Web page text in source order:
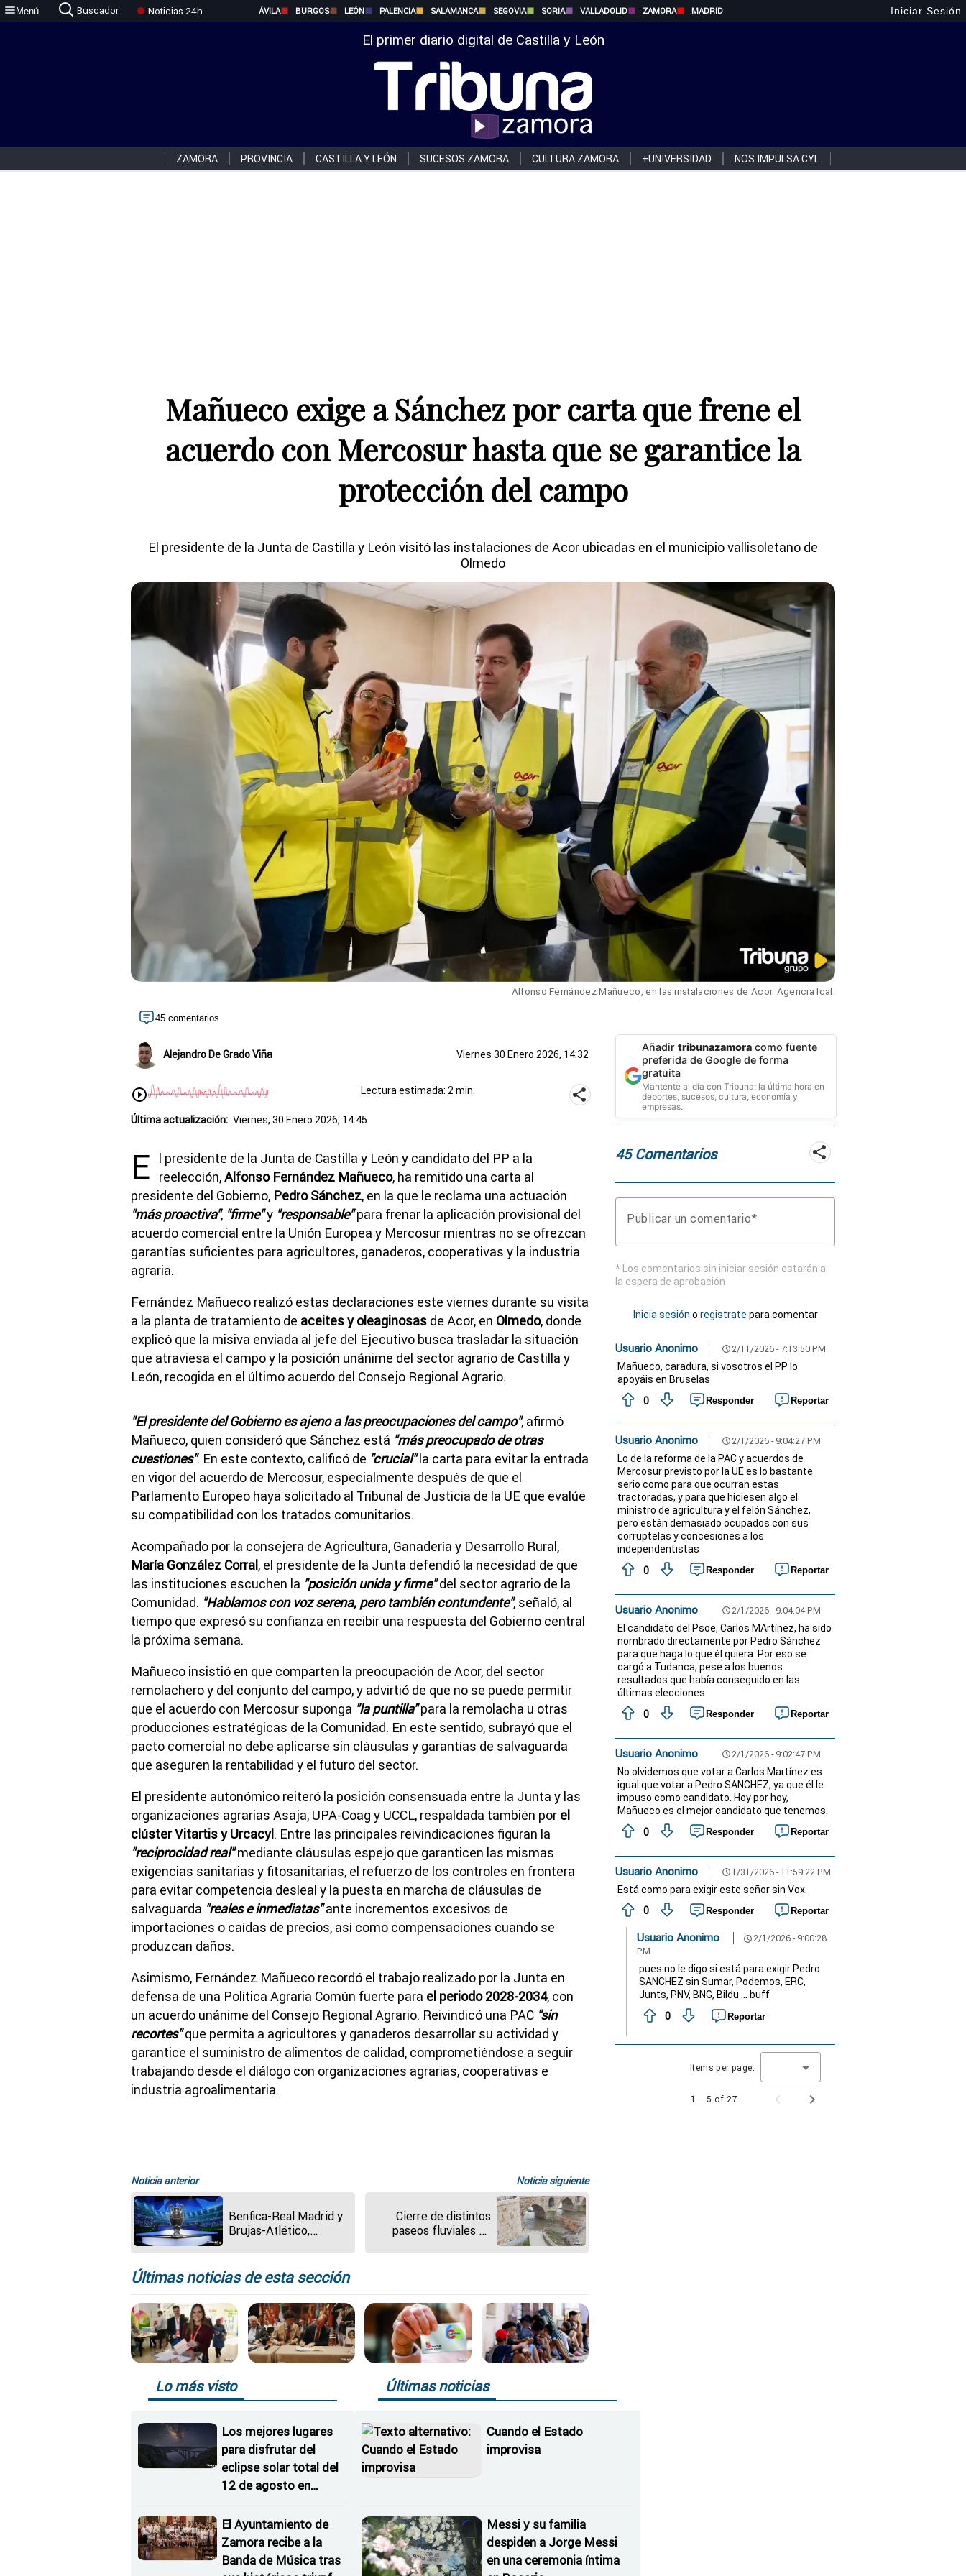
Menú Buscador Noticias 24h ÁVILA BURGOS LEÓN PALENCIA SALAMANCA SEGOVIA SORIA VALLADOLID ZAMORA MADRID Iniciar Sesión
El primer diario digital de Castilla y León
ZAMORA PROVINCIA CASTILLA Y LEÓN SUCESOS ZAMORA CULTURA ZAMORA +UNIVERSIDAD NOS IMPULSA CYL
Mañueco exige a Sánchez por carta que frene el
acuerdo con Mercosur hasta que se garantice la
protección del campo
El presidente de la Junta de Castilla y León visitó las instalaciones de Acor ubicadas en el municipio vallisoletano de
Olmedo
Alfonso Fernández Mañueco, en las instalaciones de Acor. Agencia Ical.
45 comentarios
Alejandro De Grado Viña Viernes 30 Enero 2026, 14:32
Lectura estimada: 2 min.
Última actualización: Viernes, 30 Enero 2026, 14:45
E
l presidente de la Junta de Castilla y León y candidato del PP a la
reelección,Alfonso Fernández Mañueco, ha remitido una carta al
presidente del Gobierno, Pedro Sánchez, en la que le reclama una actuación
"más proactiva", "firme"y "responsable"para frenar la aplicación provisional del
acuerdo comercial entre la Unión Europea y Mercosur mientras no se ofrezcan
garantías suficientes para agricultores, ganaderos, cooperativas y la industria
agraria.
Fernández Mañueco realizó estas declaraciones este viernes durante su visita
a la planta de tratamiento de aceites y oleaginosas de Acor, en Olmedo, donde
explicó que la misiva enviada al jefe del Ejecutivo busca trasladar la situación
que atraviesa el campo y la posición unánime del sector agrario de Castilla y
León, recogida en el último acuerdo del Consejo Regional Agrario.
"El presidente del Gobierno es ajeno a las preocupaciones del campo", afirmó
Mañueco, quien consideró que Sánchez está "más preocupado de otras
cuestiones". En este contexto, calificó de "crucial"la carta para evitar la entrada
en vigor del acuerdo de Mercosur, especialmente después de que el
Parlamento Europeo haya solicitado al Tribunal de Justicia de la UE que evalúe
su compatibilidad con los tratados comunitarios.
Acompañado por la consejera de Agricultura, Ganadería y Desarrollo Rural,
María González Corral, el presidente de la Junta defendió la necesidad de que
las instituciones escuchen la "posición unida y firme"del sector agrario de la
Comunidad. "Hablamos con voz serena, pero también contundente", señaló, al
tiempo que expresó su confianza en recibir una respuesta del Gobierno central
la próxima semana.
Mañueco insistió en que comparten la preocupación de Acor, del sector
remolachero y del conjunto del campo, y advirtió de que no se puede permitir
que el acuerdo con Mercosur suponga "la puntilla"para la remolacha u otras
producciones estratégicas de la Comunidad. En este sentido, subrayó que el
pacto comercial no debe aplicarse sin cláusulas y garantías de salvaguarda
que aseguren la rentabilidad y el futuro del sector.
El presidente autonómico reiteró la posición consensuada entre la Junta y las
organizaciones agrarias Asaja, UPA-Coag y UCCL, respaldada también por el
clúster Vitartis y Urcacyl. Entre las principales reivindicaciones figuran la
"reciprocidad real"mediante cláusulas espejo que garanticen las mismas
exigencias sanitarias y fitosanitarias, el refuerzo de los controles en frontera
para evitar competencia desleal y la puesta en marcha de cláusulas de
salvaguarda "reales e inmediatas"ante incrementos excesivos de
importaciones o caídas de precios, así como compensaciones cuando se
produzcan daños.
Asimismo, Fernández Mañueco recordó el trabajo realizado por la Junta en
defensa de una Política Agraria Común fuerte para el periodo 2028-2034, con
un acuerdo unánime del Consejo Regional Agrario. Reivindicó una PAC "sin
recortes"que permita a agricultores y ganaderos desarrollar su actividad y
garantice el suministro de alimentos de calidad, comprometiéndose a seguir
trabajando desde el diálogo con organizaciones agrarias, cooperativas e
industria agroalimentaria.
Noticia anterior
Benfica-Real Madrid y
Brujas-Atlético,
eliminatoria de
Champions League
Noticia siguiente
Cierre de distintos
paseos fluviales en
Últimas noticias de esta sección
Lo más visto
Los mejores lugares
para disfrutar del
eclipse solar total del
12 de agosto en
El Ayuntamiento de
Zamora recibe a la
Banda de Música tras
Últimas noticias
Cuando el Estado
improvisa
Messi y su familia
despiden a Jorge Messi
en una ceremonia íntima
Añadir tribunazamora como fuente
preferida de Google de forma
gratuita
Mantente al día con Tribuna: la última hora en
deportes, sucesos, cultura, economía y
empresas.
45 Comentarios
Publicar un comentario
* Los comentarios sin iniciar sesión estarán a
la espera de aprobación
Inicia sesión o registrate para comentar
Usuario Anonimo schedule2/11/2026 - 7:13:50 PM
Mañueco, caradura, si vosotros el PP lo
apoyáis en Bruselas
0
Responder Reportar
Usuario Anonimo schedule2/1/2026 - 9:04:27 PM
Lo de la reforma de la PAC y acuerdos de
Mercosur previsto por la UE es lo bastante
serio como para que ocurran estas
tractoradas, y para que hiciesen algo el
ministro de agricultura y el felón Sánchez,
pero están demasiado ocupados con sus
corruptelas y concesiones a los
independentistas
0
Responder Reportar
Usuario Anonimo schedule2/1/2026 - 9:04:04 PM
El candidato del Psoe, Carlos MArtínez, ha sido
nombrado directamente por Pedro Sánchez
para que haga lo que él quiera. Por eso se
cargó a Tudanca, pese a los buenos
resultados que había conseguido en las
últimas elecciones
0
Responder Reportar
Usuario Anonimo schedule2/1/2026 - 9:02:47 PM
No olvidemos que votar a Carlos Martínez es
igual que votar a Pedro SANCHEZ, ya que él le
impuso como candidato. Hoy por hoy,
Mañueco es el mejor candidato que tenemos.
0
Responder Reportar
Usuario Anonimo schedule 1/31/2026 - 11:59:22 PM
Está como para exigir este señor sin Vox.
0
Responder Reportar
Usuario Anonimo schedule2/1/2026 - 9:00:28
PM
pues no le digo si está para exigir Pedro
SANCHEZ sin Sumar, Podemos, ERC,
Junts, PNV, BNG, Bildu ... buff
0
Reportar
Items per page:
1 – 5 of 27